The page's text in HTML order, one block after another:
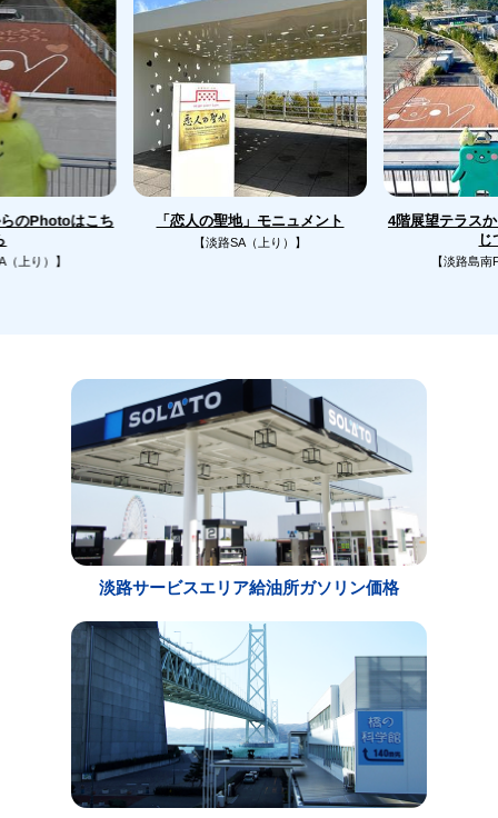
のPhotoはこち
（上り）】
「恋人の聖地」モニュメント
【淡路SA（上り）】
4階展望テラス
じ
【淡路島南
淡路サービスエリア給油所ガソリン価格